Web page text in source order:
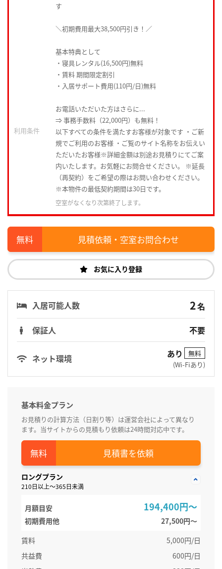
す
＼初期費用最大38,500円引き！／
基本特典として
・寝具レンタル(16,500円)無料
・賃料 期間限定割引
・入居サポート費用(110円/日)無料
お電話いただいた方はさらに...
⇒ 事務手数料（22,000円）も無料！
利用条件
以下すべての条件を満たすお客様が対象です ・ご新
規でご利用のお客様 ・ご覧のサイト名称をお伝えい
ただいたお客様※詳細金額は別途お見積りにてご案
内いたします。お気軽にお問合せください。 ※延長
（再契約）をご希望の際はお問い合わせください。
※本物件の最低契約期間は30日です。
空室がなくなり次第終了します。
見積依頼・空室お問合わせ
お気に入り登録
入居可能人数 2名
保証人
不要
ネット環境 あり
無料
(Wi-Fiあり)
基本料金プラン
お見積りの計算方法（日割り等）は運営会社によって異なり
ます。当サイトからの見積もり依頼は24時間対応中です。
見積書を依頼
ロングプラン
210日以上～365日未満
月額目安 194,400円～
初期費用他
27,500円〜
賃料
5,000円/日
共益費
600円/日